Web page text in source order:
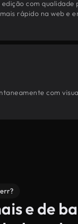
com
rápido na web e
com
e de